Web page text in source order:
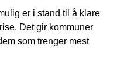
er i stand til å klare
Det gir kommuner
som trenger mest